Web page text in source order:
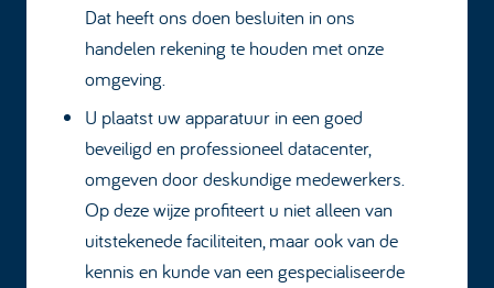
Dat heeft ons doen besluiten in ons
handelen rekening te houden met onze
omgeving.
U plaatst uw apparatuur in een goed
beveiligd en professioneel datacenter,
omgeven door deskundige medewerkers.
Op deze wijze profiteert u niet alleen van
uitstekenede faciliteiten, maar ook van de
kennis en kunde van een gespecialiseerde